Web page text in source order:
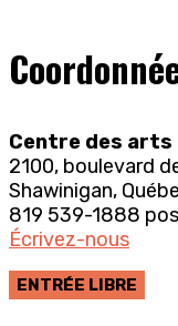
Centre des arts
2100, boulevard
Shawinigan,
819 539-1888
Écrivez-nous
ENTRÉE LIBRE